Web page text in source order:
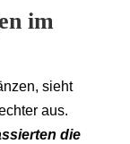
im
sieht
aus.
die